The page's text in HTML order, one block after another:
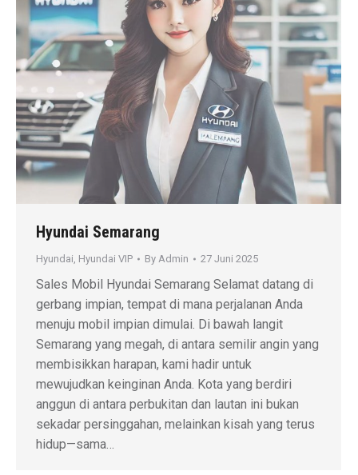
Hyundai Semarang
Hyundai, Hyundai VIP By Admin 27 Juni 2025
Sales Mobil Hyundai Semarang Selamat datang di
gerbang impian, tempat di mana perjalanan Anda
menuju mobil impian dimulai. Di bawah langit
Semarang yang megah, di antara semilir angin yang
membisikkan harapan, kami hadir untuk
mewujudkan keinginan Anda. Kota yang berdiri
anggun di antara perbukitan dan lautan ini bukan
sekadar persinggahan, melainkan kisah yang terus
hidup—sama…